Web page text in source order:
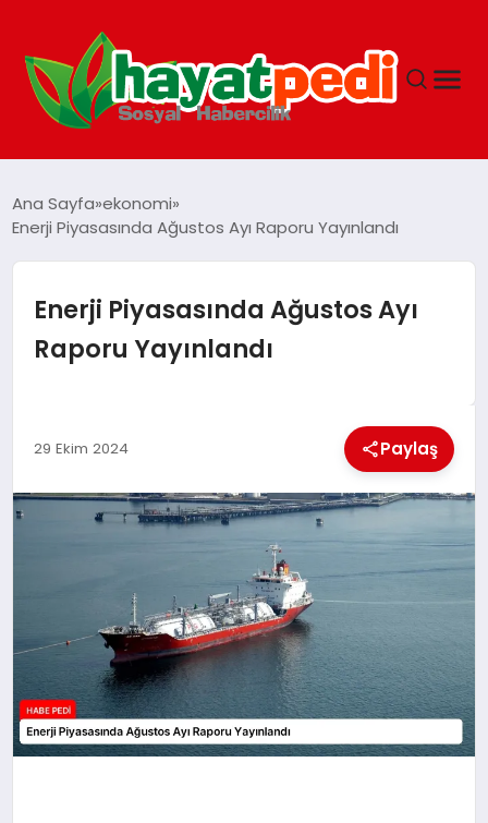
GUNCEL
SPOR & FITNESS
BESLENME
EKONOMI
TEKNOLOJI
Ana Sayfa ekonomi
Enerji Piyasasında Ağustos Ayı Raporu Yayınlandı
Enerji Piyasasında Ağustos Ayı
Raporu Yayınlandı
29 Ekim 2024 Paylaş